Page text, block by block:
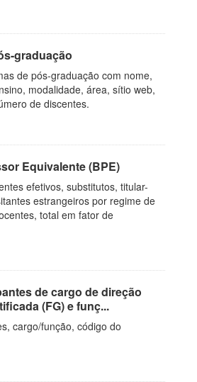
graduação
de pós-graduação com nome,
modalidade, área, sítio web,
de discentes.
Equivalente (BPE)
efetivos, substitutos, titular-
estrangeiros por regime de
total em fator de
de cargo de direção
(FG) e funç...
cargo/função, código do